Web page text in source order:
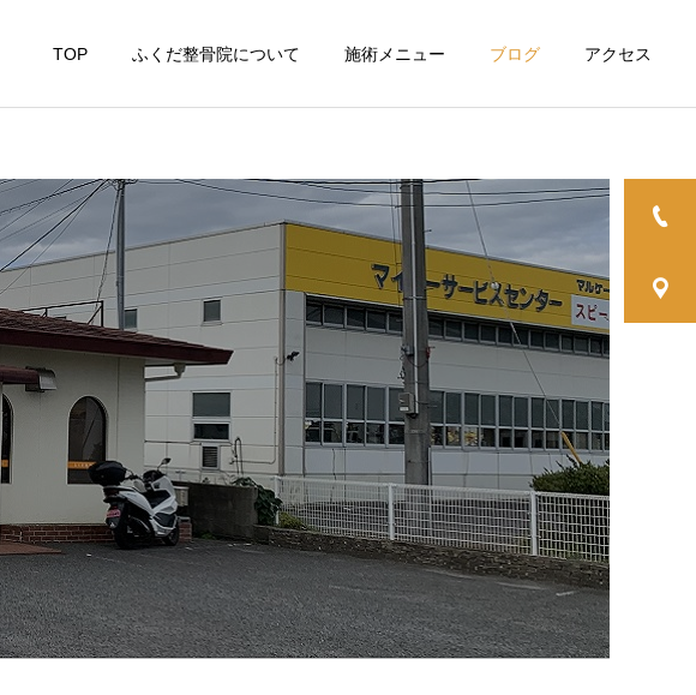
TOP ふくだ整骨院について 施術メニュー ブログ アクセス
詳細を見る
捻挫・打撲・肉ばな
れ・骨折・脱臼
肩こり・頭痛・腰痛